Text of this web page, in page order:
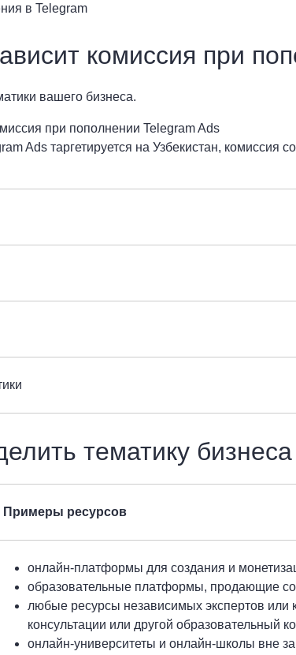
в Telegram
комиссия при
вашего бизнеса.
при пополнении Telegram Ads
Ads таргетируется на Узбекистан, комиссия
тематику бизнеса
Примеры ресурсов
онлайн-платформы для создания и
образовательные платформы, продающие
любые ресурсы независимых экспертов или
консультации или другой образовательный
онлайн-университеты и онлайн-школы вне